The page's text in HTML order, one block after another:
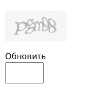
Обновить